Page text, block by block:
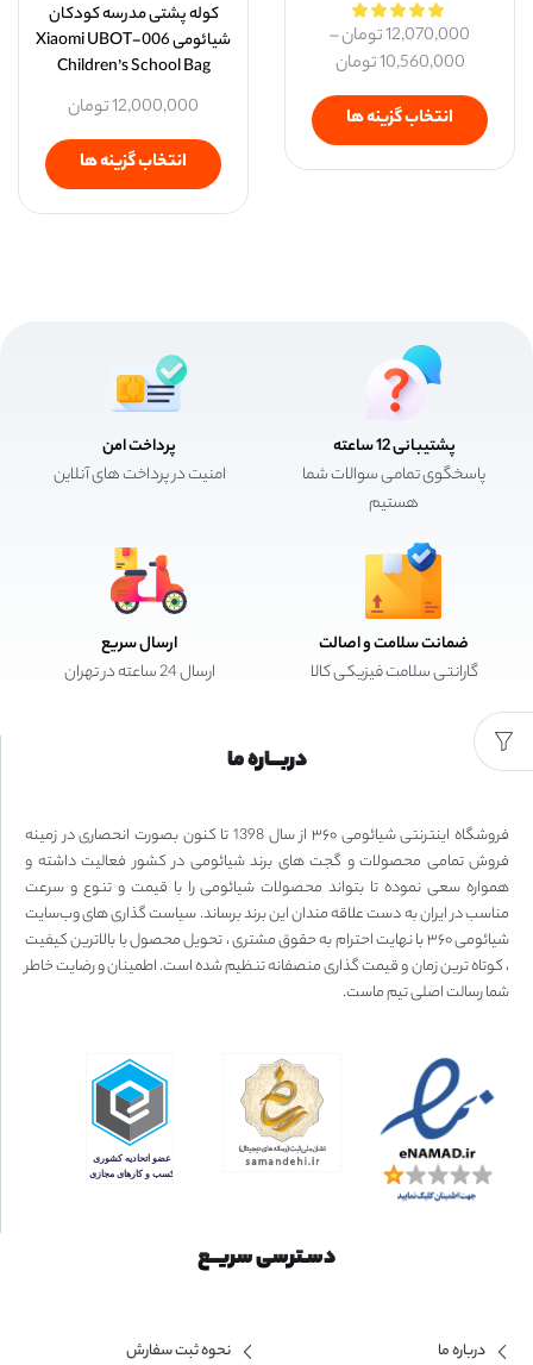
12,070,000تومان–
10,560,000تومان
انتخاب گزینه ها
کوله پشتی مدرسه کودکان
شیائومی Xiaomi UBOT-006
Children’s School Bag
12,000,000تومان
انتخاب گزینه ها
پشتیبانی 12 ساعته
پاسخگوی تمامی سوالات شما
هستیم
پرداخت امن
امنیت در پرداخت های آنلاین
ضمانت سلامت و اصالت
گارانتی سلامت فیزیکی کالا
ارسال سریع
ارسال 24 ساعته در تهران
دربـــاره ما
فروشگاه اینترنتی شیائومی ۳۶۰ از سال 1398 تا کنون بصورت انحصاری در زمینه
فروش تمامی محصولات و گجت های برند شیائومی در کشور فعالیت داشته و
همواره سعی نموده تا بتواند محصولات شیائومی را با قیمت و تنوع و سرعت
مناسب در ایران به دست علاقه مندان این برند برساند. سیاست گذاری های وب‌سایت
شیائومی ۳۶۰ با نهایت احترام به حقوق مشتری ، تحویل محصول با بالاترین کیفیت
، کوتاه ترین زمان و قیمت گذاری منصفانه تنظیم شده است. اطمینان و رضایت خاطر
شما رسالت اصلی تیم ماست.
دسـترسی سریــع
درباره ما
نحوه ثبت سفارش